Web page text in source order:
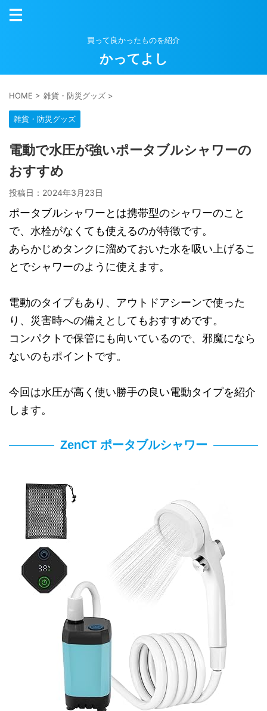
買って良かったものを紹介
かってよし
HOME > 雑貨・防災グッズ >
雑貨・防災グッズ
電動で水圧が強いポータブルシャワーの
おすすめ
投稿日： 2024年3月23日
ポータブルシャワーとは携帯型のシャワーのこと
で、水栓がなくても使えるのが特徴です。
あらかじめタンクに溜めておいた水を吸い上げるこ
とでシャワーのように使えます。
電動のタイプもあり、アウトドアシーンで使った
り、災害時への備えとしてもおすすめです。
コンパクトで保管にも向いているので、邪魔になら
ないのもポイントです。
今回は水圧が高く使い勝手の良い電動タイプを紹介
します。
ZenCT ポータブルシャワー